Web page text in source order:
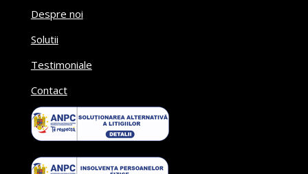
Despre noi
Solutii
Testimoniale
Contact